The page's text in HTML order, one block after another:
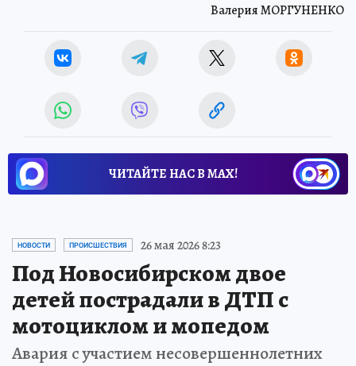
Валерия МОРГУНЕНКО
ЧИТАЙТЕ НАС В МАХ!
НОВОСТИ ПРОИСШЕСТВИЯ 26 мая 2026 8:23
Под Новосибирском двое
детей пострадали в ДТП с
мотоциклом и мопедом
Авария с участием несовершеннолетних